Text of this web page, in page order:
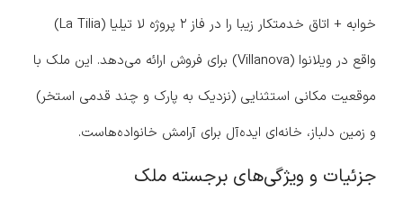
خوابه + اتاق خدمتکار زیبا را در فاز ۲ پروژه لا تیلیا (La Tilia)
واقع در ویلانوا (Villanova) برای فروش ارائه می‌دهد. این ملک با
موقعیت مکانی استثنایی (نزدیک به پارک و چند قدمی استخر)
و زمین دلباز، خانه‌ای ایده‌آل برای آرامش خانواده‌هاست.
جزئیات و ویژگی‌های برجسته ملک